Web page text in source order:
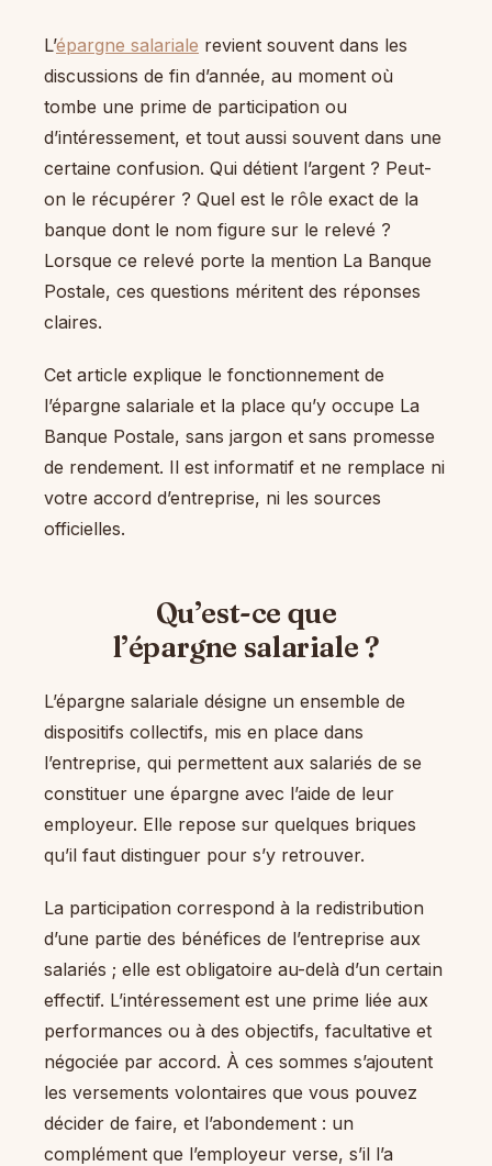
L’épargne salariale revient souvent dans les
discussions de fin d’année, au moment où
tombe une prime de participation ou
d’intéressement, et tout aussi souvent dans une
certaine confusion. Qui détient l’argent ? Peut-
on le récupérer ? Quel est le rôle exact de la
banque dont le nom figure sur le relevé ?
Lorsque ce relevé porte la mention La Banque
Postale, ces questions méritent des réponses
claires.
Cet article explique le fonctionnement de
l’épargne salariale et la place qu’y occupe La
Banque Postale, sans jargon et sans promesse
de rendement. Il est informatif et ne remplace ni
votre accord d’entreprise, ni les sources
officielles.
Qu’est-ce que
l’épargne salariale ?
L’épargne salariale désigne un ensemble de
dispositifs collectifs, mis en place dans
l’entreprise, qui permettent aux salariés de se
constituer une épargne avec l’aide de leur
employeur. Elle repose sur quelques briques
qu’il faut distinguer pour s’y retrouver.
La participation correspond à la redistribution
d’une partie des bénéfices de l’entreprise aux
salariés ; elle est obligatoire au-delà d’un certain
effectif. L’intéressement est une prime liée aux
performances ou à des objectifs, facultative et
négociée par accord. À ces sommes s’ajoutent
les versements volontaires que vous pouvez
décider de faire, et l’abondement : un
complément que l’employeur verse, s’il l’a